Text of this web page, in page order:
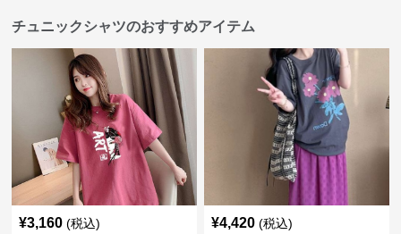
チュニックシャツのおすすめアイテム
¥3,160 (税込) ¥4,420 (税込)